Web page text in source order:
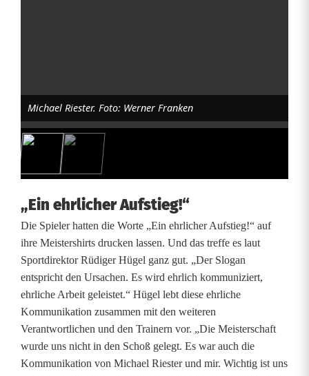
s
o
r
d
e
r
B
Michael Riester. Foto: Werner Franken
„Ein ehrlicher Aufstieg!“
Die Spieler hatten die Worte „Ein ehrlicher Aufstieg!“ auf
ihre Meistershirts drucken lassen. Und das treffe es laut
Sportdirektor Rüdiger Hügel ganz gut. „Der Slogan
entspricht den Ursachen. Es wird ehrlich kommuniziert,
ehrliche Arbeit geleistet.“ Hügel lebt diese ehrliche
Kommunikation zusammen mit den weiteren
Verantwortlichen und den Trainern vor. „Die Meisterschaft
wurde uns nicht in den Schoß gelegt. Es war auch die
Kommunikation von Michael Riester und mir. Wichtig ist uns